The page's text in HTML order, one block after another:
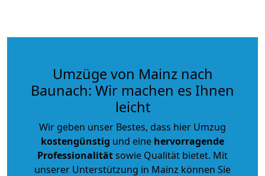
Umzüge von Mainz nach
Baunach: Wir machen es Ihnen
leicht
Wir geben unser Bestes, dass hier Umzug
kostengünstig und eine hervorragende
Professionalitätsowie Qualität bietet. Mit
unserer Unterstützung in Mainz können Sie